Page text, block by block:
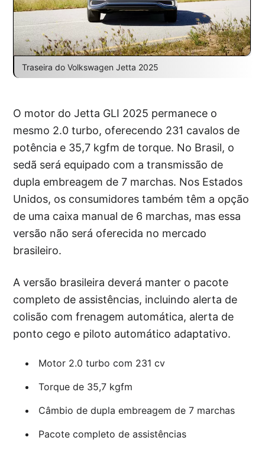
Traseira do Volkswagen Jetta 2025
O motor do Jetta GLI 2025 permanece o
mesmo 2.0 turbo, oferecendo 231 cavalos de
potência e 35,7 kgfm de torque. No Brasil, o
sedã será equipado com a transmissão de
dupla embreagem de 7 marchas. Nos Estados
Unidos, os consumidores também têm a opção
de uma caixa manual de 6 marchas, mas essa
versão não será oferecida no mercado
brasileiro.
A versão brasileira deverá manter o pacote
completo de assistências, incluindo alerta de
colisão com frenagem automática, alerta de
ponto cego e piloto automático adaptativo.
Motor 2.0 turbo com 231 cv
Torque de 35,7 kgfm
Câmbio de dupla embreagem de 7 marchas
Pacote completo de assistências